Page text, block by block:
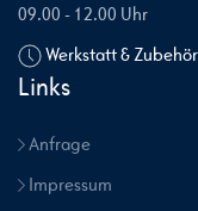
09.00 - 12.00 Uhr
Werkstatt & Zubehör
Links
Anfrage
Impressum